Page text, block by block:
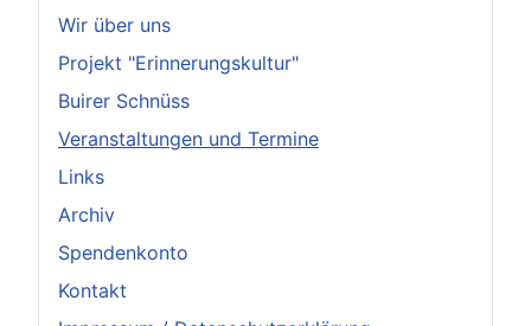
Wir über uns
Projekt "Erinnerungskultur"
Buirer Schnüss
Veranstaltungen und Termine
Links
Archiv
Spendenkonto
Kontakt